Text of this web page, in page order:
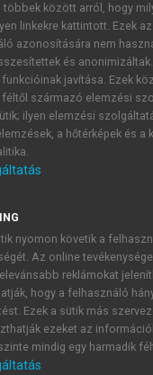
hozzáférés
a MeRSZ újdonságairól,
az Akadémiai Kiadó Zrt.
többek között arról, hogy
linkekre kattintott. Ezek
azonosítására nem
és
javítása. Ezek
féltől származó elemzési
ilyen elemzési
a hőtérképek és a
nyomon követik a
Az online
reklámokat
hogy a felhasználó
Ezek a sütik más
ezeket az
mindig egy harmadik